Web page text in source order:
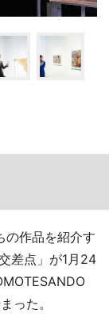
の作品を紹介す
差点」が1月24
った。